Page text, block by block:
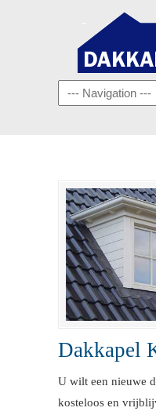
Navigation
Dakkapel
U wilt een nieuwe
kosteloos en